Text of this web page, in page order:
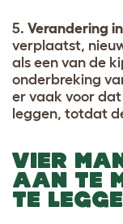
5. Verandering
verplaatst,
als een van de
onderbreking
er vaak voor
leggen, totdat
VIER
AAN TE
TE